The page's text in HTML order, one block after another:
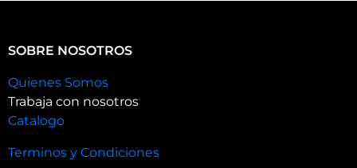
SOBRE NOSOTROS
Quienes Somos
Trabaja con nosotros
Catalogo
Terminos y Condiciones